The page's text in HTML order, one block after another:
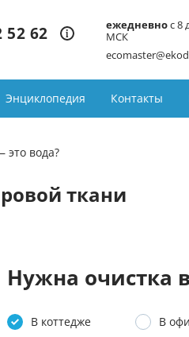
52 62 ежедневнос 8
МСК
Энциклопедия Контакты
вода?
ткани
Нужна очистка
В коттедже В